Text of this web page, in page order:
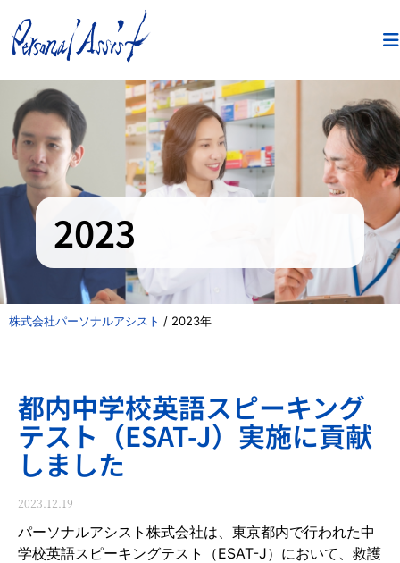
2023
株式会社パーソナルアシスト / 2023年
都内中学校英語スピーキング
テスト（ESAT-J）実施に貢献
しました
2023.12.19
パーソナルアシスト株式会社は、東京都内で行われた中
学校英語スピーキングテスト（ESAT-J）において、救護